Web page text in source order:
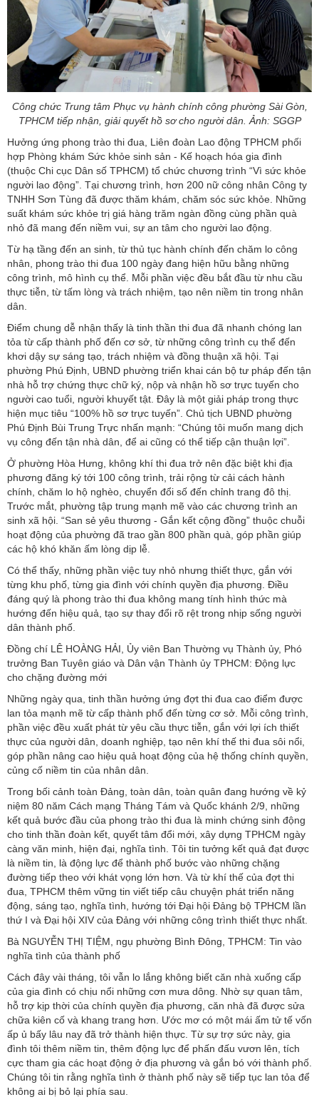
Công chức Trung tâm Phục vụ hành chính công phường Sài Gòn,
TPHCM tiếp nhận, giải quyết hồ sơ cho người dân. Ảnh: SGGP
Hưởng ứng phong trào thi đua, Liên đoàn Lao động TPHCM phối
hợp Phòng khám Sức khỏe sinh sản - Kế hoạch hóa gia đình
(thuộc Chi cục Dân số TPHCM) tổ chức chương trình “Vì sức khỏe
người lao động”. Tại chương trình, hơn 200 nữ công nhân Công ty
TNHH Sơn Tùng đã được thăm khám, chăm sóc sức khỏe. Những
suất khám sức khỏe trị giá hàng trăm ngàn đồng cùng phần quà
nhỏ đã mang đến niềm vui, sự an tâm cho người lao động.
Từ hạ tầng đến an sinh, từ thủ tục hành chính đến chăm lo công
nhân, phong trào thi đua 100 ngày đang hiện hữu bằng những
công trình, mô hình cụ thể. Mỗi phần việc đều bắt đầu từ nhu cầu
thực tiễn, từ tấm lòng và trách nhiệm, tạo nên niềm tin trong nhân
dân.
Điểm chung dễ nhận thấy là tinh thần thi đua đã nhanh chóng lan
tỏa từ cấp thành phố đến cơ sở, từ những công trình cụ thể đến
khơi dậy sự sáng tạo, trách nhiệm và đồng thuận xã hội. Tại
phường Phú Định, UBND phường triển khai cán bộ tư pháp đến tận
nhà hỗ trợ chứng thực chữ ký, nộp và nhận hồ sơ trực tuyến cho
người cao tuổi, người khuyết tật. Đây là một giải pháp trong thực
hiện mục tiêu “100% hồ sơ trực tuyến”. Chủ tịch UBND phường
Phú Định Bùi Trung Trực nhấn mạnh: “Chúng tôi muốn mang dịch
vụ công đến tận nhà dân, để ai cũng có thể tiếp cận thuận lợi”.
Ở phường Hòa Hưng, không khí thi đua trở nên đặc biệt khi địa
phương đăng ký tới 100 công trình, trải rộng từ cải cách hành
chính, chăm lo hộ nghèo, chuyển đổi số đến chỉnh trang đô thị.
Trước mắt, phường tập trung mạnh mẽ vào các chương trình an
sinh xã hội. “San sẻ yêu thương - Gắn kết cộng đồng” thuộc chuỗi
hoạt động của phường đã trao gần 800 phần quà, góp phần giúp
các hộ khó khăn ấm lòng dịp lễ.
Có thể thấy, những phần việc tuy nhỏ nhưng thiết thực, gắn với
từng khu phố, từng gia đình với chính quyền địa phương. Điều
đáng quý là phong trào thi đua không mang tính hình thức mà
hướng đến hiệu quả, tạo sự thay đổi rõ rệt trong nhịp sống người
dân thành phố.
Đồng chí LÊ HOÀNG HẢI, Ủy viên Ban Thường vụ Thành ủy, Phó
trưởng Ban Tuyên giáo và Dân vận Thành ủy TPHCM: Động lực
cho chặng đường mới
Những ngày qua, tinh thần hưởng ứng đợt thi đua cao điểm được
lan tỏa mạnh mẽ từ cấp thành phố đến từng cơ sở. Mỗi công trình,
phần việc đều xuất phát từ yêu cầu thực tiễn, gắn với lợi ích thiết
thực của người dân, doanh nghiệp, tạo nên khí thế thi đua sôi nổi,
góp phần nâng cao hiệu quả hoạt động của hệ thống chính quyền,
củng cố niềm tin của nhân dân.
Trong bối cảnh toàn Đảng, toàn dân, toàn quân đang hướng về kỷ
niệm 80 năm Cách mạng Tháng Tám và Quốc khánh 2/9, những
kết quả bước đầu của phong trào thi đua là minh chứng sinh động
cho tinh thần đoàn kết, quyết tâm đổi mới, xây dựng TPHCM ngày
càng văn minh, hiện đại, nghĩa tình. Tôi tin tưởng kết quả đạt được
là niềm tin, là động lực để thành phố bước vào những chặng
đường tiếp theo với khát vọng lớn hơn. Và từ khí thế của đợt thi
đua, TPHCM thêm vững tin viết tiếp câu chuyện phát triển năng
động, sáng tạo, nghĩa tình, hướng tới Đại hội Đảng bộ TPHCM lần
thứ I và Đại hội XIV của Đảng với những công trình thiết thực nhất.
Bà NGUYỄN THỊ TIỆM, ngụ phường Bình Đông, TPHCM: Tin vào
nghĩa tình của thành phố
Cách đây vài tháng, tôi vẫn lo lắng không biết căn nhà xuống cấp
của gia đình có chịu nổi những cơn mưa dông. Nhờ sự quan tâm,
hỗ trợ kịp thời của chính quyền địa phương, căn nhà đã được sửa
chữa kiên cố và khang trang hơn. Ước mơ có một mái ấm tử tế vốn
ấp ủ bấy lâu nay đã trở thành hiện thực. Từ sự trợ sức này, gia
đình tôi thêm niềm tin, thêm động lực để phấn đấu vươn lên, tích
cực tham gia các hoạt động ở địa phương và gắn bó với thành phố.
Chúng tôi tin rằng nghĩa tình ở thành phố này sẽ tiếp tục lan tỏa để
không ai bị bỏ lại phía sau.